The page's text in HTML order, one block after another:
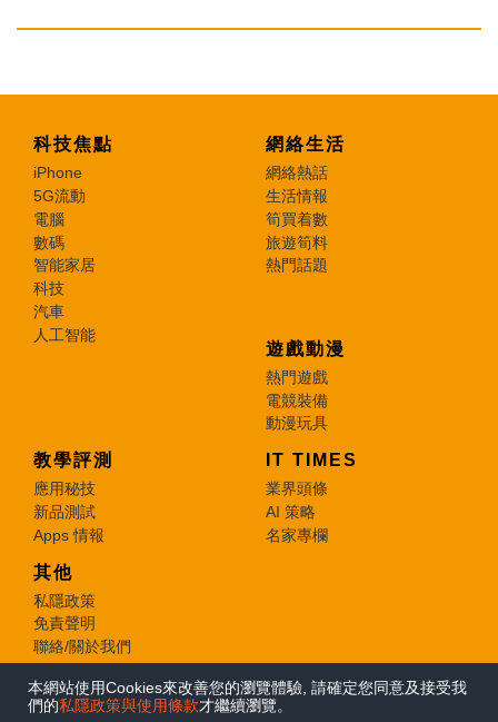
科技焦點
iPhone
5G流動
電腦
數碼
智能家居
科技
汽車
人工智能
網絡生活
網絡熱話
生活情報
筍買着數
旅遊筍料
熱門話題
遊戲動漫
熱門遊戲
電競裝備
動漫玩具
教學評測
應用秘技
新品測試
Apps 情報
IT TIMES
業界頭條
AI 策略
名家專欄
其他
私隱政策
免責聲明
聯絡/關於我們
© 2026 e-zone. All Rights Reserved.
本網站使用Cookies來改善您的瀏覽體驗, 請確定您同意及接受我
們的私隱政策與使用條款才繼續瀏覽。